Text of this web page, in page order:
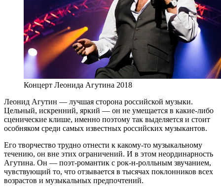
Концерт Леонида Агутина 2018
Леонид Агутин — лучшая сторона российской музыки.
Цельный, искренний, яркий — он не умещается в какие-либо
сценические клише, именно поэтому так выделяется и стоит
особняком среди самых известных российских музыкантов.
Его творчество трудно отнести к какому-то музыкальному
течению, он вне этих ограничений. И в этом неординарность
Агутина. Он — поэт-романтик с рок-н-ролльным звучанием,
чувствующий то, что отзывается в тысячах поклонников всех
возрастов и музыкальных предпочтений.